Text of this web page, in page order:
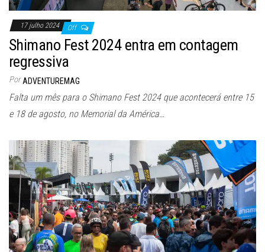
17 julho 2024 Off
Shimano Fest 2024 entra em contagem
regressiva
Por ADVENTUREMAG
Falta um mês para o Shimano Fest 2024 que acontecerá entre 15
e 18 de agosto, no Memorial da América…